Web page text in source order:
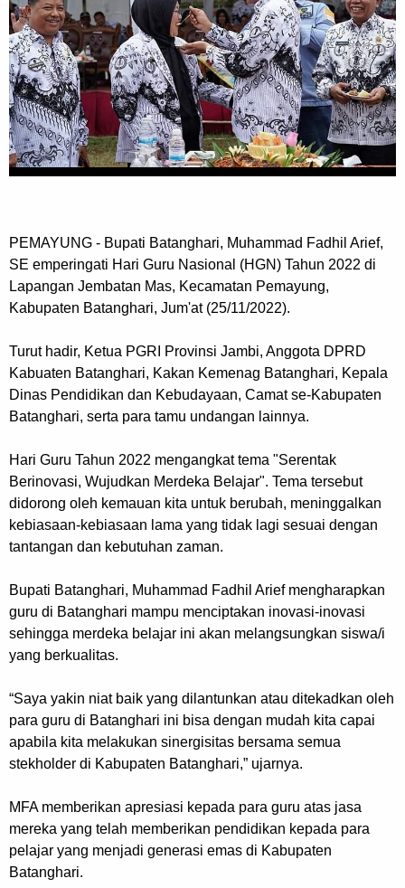
PEMAYUNG - Bupati Batanghari, Muhammad Fadhil Arief,
SE emperingati Hari Guru Nasional (HGN) Tahun 2022 di
Lapangan Jembatan Mas, Kecamatan Pemayung,
Kabupaten Batanghari, Jum'at (25/11/2022).
Turut hadir, Ketua PGRI Provinsi Jambi, Anggota DPRD
Kabuaten Batanghari, Kakan Kemenag Batanghari, Kepala
Dinas Pendidikan dan Kebudayaan, Camat se-Kabupaten
Batanghari, serta para tamu undangan lainnya.
Hari Guru Tahun 2022 mengangkat tema "Serentak
Berinovasi, Wujudkan Merdeka Belajar". Tema tersebut
didorong oleh kemauan kita untuk berubah, meninggalkan
kebiasaan-kebiasaan lama yang tidak lagi sesuai dengan
tantangan dan kebutuhan zaman.
Bupati Batanghari, Muhammad Fadhil Arief mengharapkan
guru di Batanghari mampu menciptakan inovasi-inovasi
sehingga merdeka belajar ini akan melangsungkan siswa/i
yang berkualitas.
“Saya yakin niat baik yang dilantunkan atau ditekadkan oleh
para guru di Batanghari ini bisa dengan mudah kita capai
apabila kita melakukan sinergisitas bersama semua
stekholder di Kabupaten Batanghari,” ujarnya.
MFA memberikan apresiasi kepada para guru atas jasa
mereka yang telah memberikan pendidikan kepada para
pelajar yang menjadi generasi emas di Kabupaten
Batanghari.